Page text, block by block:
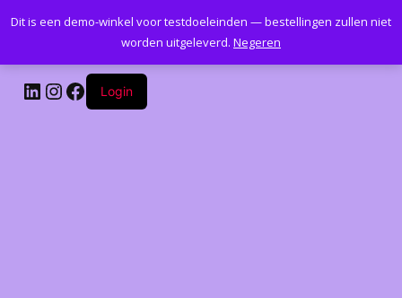
Kantoormeubelenplus.com
LinkedIn
Instagram
Facebook
Login
Dit is een demo-winkel voor testdoeleinden — bestellingen zullen niet
worden uitgeleverd. Negeren